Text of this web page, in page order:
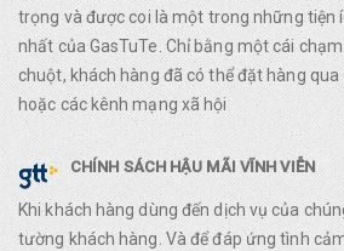
trọng và được coi là một trong những tiện
nhất của GasTuTe. Chỉ bằng một cái
chuột, khách hàng đã có thể đặt hàng
hoặc các kênh mạng xã hội
CHÍNH SÁCH HẬU MÃI VĨNH VIỄN
Khi khách hàng dùng đến dịch vụ của
tường khách hàng. Và để đáp ứng tình